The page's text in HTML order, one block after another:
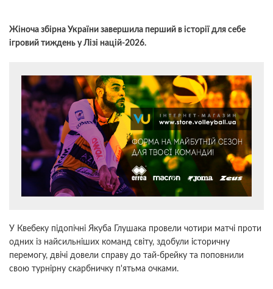
Жіноча збірна України завершила перший в історії для себе
ігровий тиждень у Лізі націй-2026.
У Квебеку підопічні Якуба Глушака провели чотири матчі проти
одних із найсильніших команд світу, здобули історичну
перемогу, двічі довели справу до тай-брейку та поповнили
свою турнірну скарбничку п'ятьма очками.